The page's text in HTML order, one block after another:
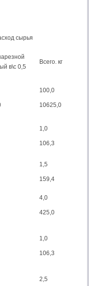
сырья
в\с 0,5
Всего. кг
100,0
10625,0
1,0
106,3
1,5
159,4
4,0
425,0
1,0
106,3
2,5